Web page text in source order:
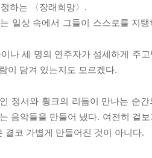
하는 〈장래희망〉.
일상 속에서 그들이 스스로를 지
나 세 명의 연주자가 섬세하게 주고
이 담겨 있는지도 모르겠다.
정서와 훵크의 리듬이 만나는 순간
음악들을 만들어 냈다. 여전히 겉보
결코 가볍게 만들어진 것이 아니다.